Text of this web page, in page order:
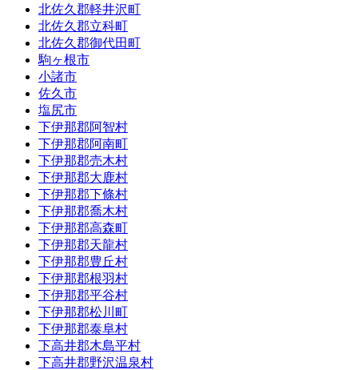
北佐久郡軽井沢町
北佐久郡立科町
北佐久郡御代田町
駒ヶ根市
小諸市
佐久市
塩尻市
下伊那郡阿智村
下伊那郡阿南町
下伊那郡売木村
下伊那郡大鹿村
下伊那郡下條村
下伊那郡喬木村
下伊那郡高森町
下伊那郡天龍村
下伊那郡豊丘村
下伊那郡根羽村
下伊那郡平谷村
下伊那郡松川町
下伊那郡泰阜村
下高井郡木島平村
下高井郡野沢温泉村